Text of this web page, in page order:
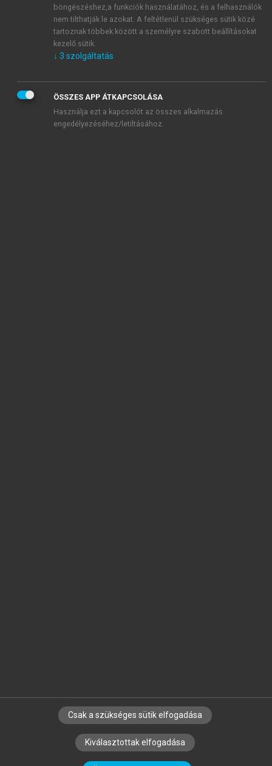
Általános vásárlási feltételeket, valamint a szotar.netés a
mersz.huoldalak licencszerződéseiben foglaltakat
tudomásul veszem és elfogadom.
KIPRÓBÁLOM
SZERZŐKNEK CÉGEKNEK KÖNYVTÁROSOKNAK
SZERKESZTÉSI ÉS LEKTORÁLÁSI ALAPELVEK
böngészéshez,a funkciók használatához, és a felhasználók
nem tilthatják le azokat. A feltétlenül szükséges sütik közé
tartoznak többek között a személyre szabott beállításokat
kezelő sütik.
↓ 3 szolgáltatás
ÖSSZES APP ÁTKAPCSOLÁSA
Használja ezt a kapcsolót az összes alkalmazás
engedélyezéséhez/letiltásához.
Csak a szükséges sütik elfogadása
Kiválasztottak elfogadása